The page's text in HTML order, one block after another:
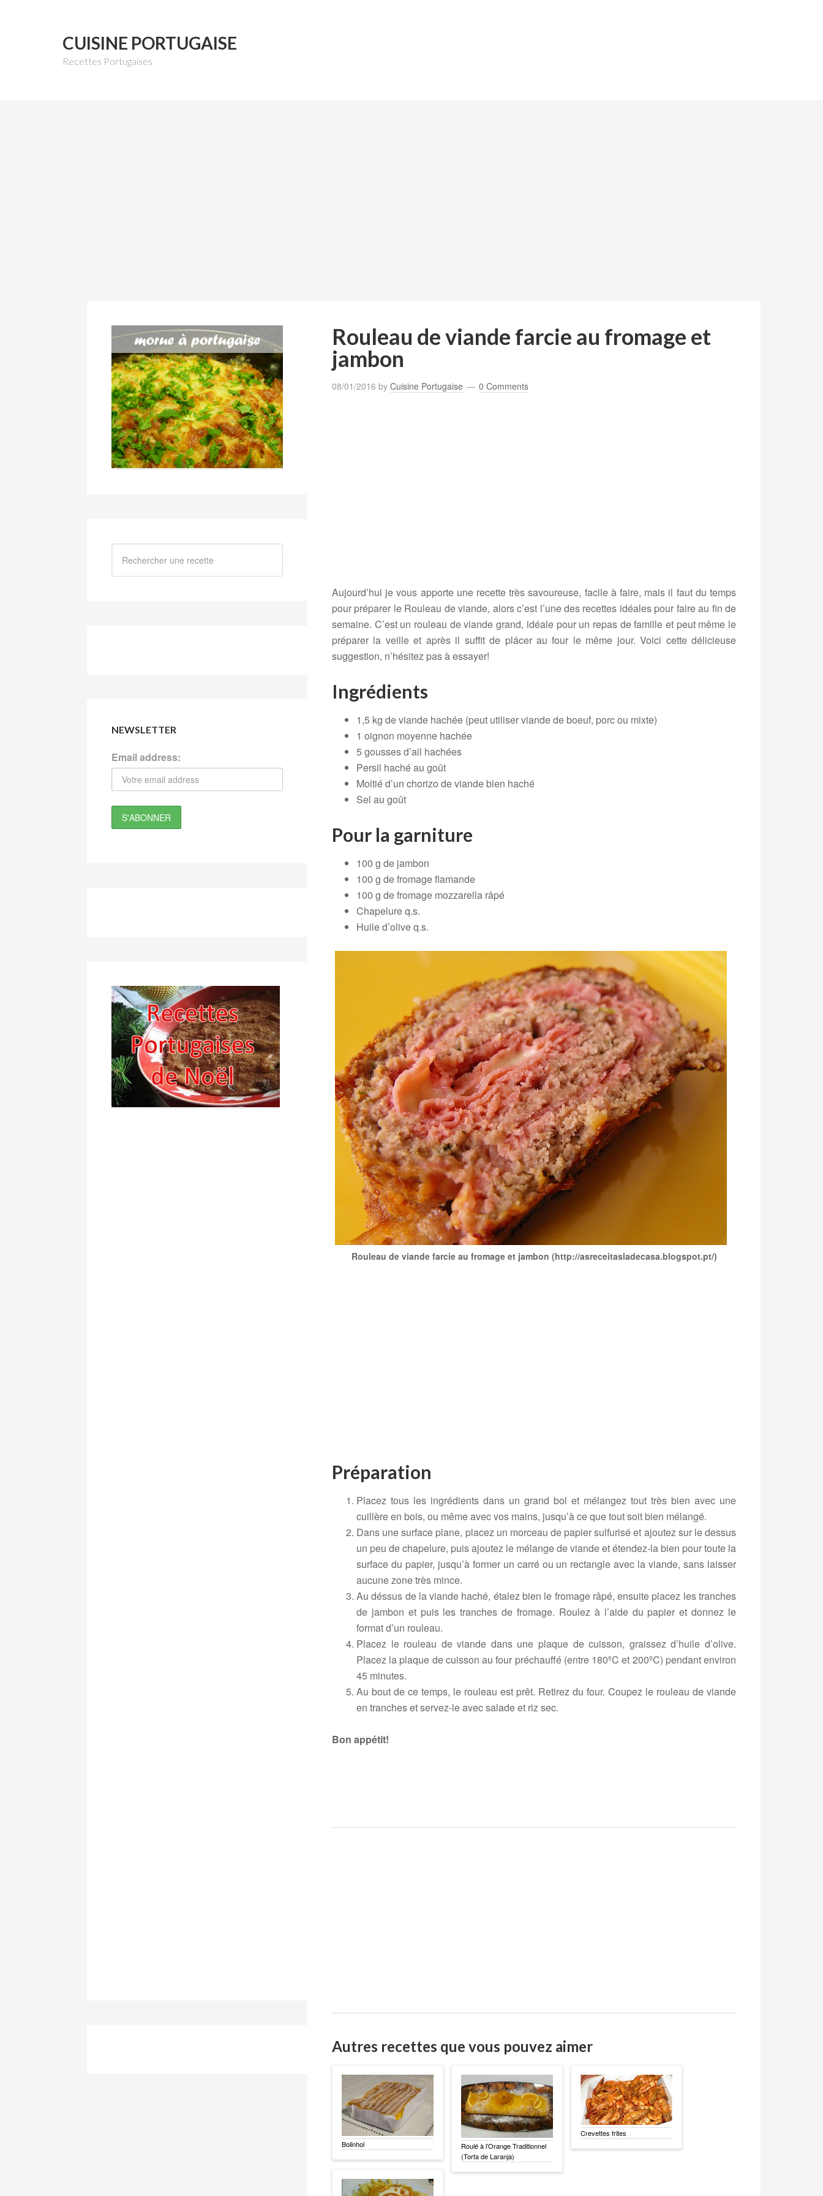
CUISINE PORTUGAISE
Recettes Portugaises
Rouleau de viande farcie au fromage et
jambon
08/01/2016 by Cuisine Portugaise 0 Comments
Aujourd’hui je vous apporte une recette très savoureuse, facile à faire, mais il faut du temps
pour préparer le Rouleau de viande, alors c’est l’une des recettes idéales pour faire au fin de
semaine. C’est un rouleau de viande grand, idéale pour un repas de famille et peut même le
préparer la veille et après il suffit de plácer au four le même jour. Voici cette délicieuse
suggestion, n’hésitez pas à essayer!
Ingrédients
1,5 kg de viande hachée (peut utiliser viande de boeuf, porc ou mixte)
1 oignon moyenne hachée
5 gousses d’ail hachées
Persil haché au goût
Moitié d’un chorizo de viande bien haché
Sel au goût
Pour la garniture
100 g de jambon
100 g de fromage flamande
100 g de fromage mozzarella râpé
Chapelure q.s.
Huile d’olive q.s.
Rouleau de viande farcie au fromage et jambon (http://asreceitasladecasa.blogspot.pt/)
Préparation
Placez tous les ingrédients dans un grand bol et mélangez tout très bien avec une
cuillère en bois, ou même avec vos mains, jusqu’à ce que tout soit bien mélangé.
Dans une surface plane, placez un morceau de papier sulfurisé et ajoutez sur le dessus
un peu de chapelure, puis ajoutez le mélange de viande et étendez-la bien pour toute la
surface du papier, jusqu’à former un carré ou un rectangle avec la viande, sans laisser
aucune zone très mince.
Au déssus de la viande haché, étalez bien le fromage râpé, ensuite placez les tranches
de jambon et puis les tranches de fromage. Roulez à l’aide du papier et donnez le
format d’un rouleau.
Placez le rouleau de viande dans une plaque de cuisson, graissez d’huile d’olive.
Placez la plaque de cuisson au four préchauffé (entre 180ºC et 200ºC) pendant environ
45 minutes.
Au bout de ce temps, le rouleau est prêt. Retirez du four. Coupez le rouleau de viande
en tranches et servez-le avec salade et riz sec.
Bon appétit!
Autres recettes que vous pouvez aimer
Bolinhol
Roulé à l’Orange Traditionnel
(Torta de Laranja)
Crevettes frites
NEWSLETTER
Email address: